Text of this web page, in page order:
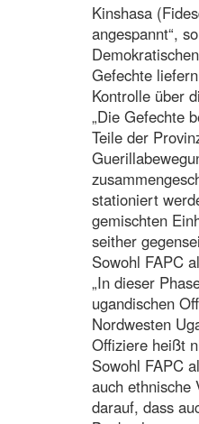
Kinshasa
angespannt“,
Gefechte
Kontrolle über
„Die Gefechte
Teile der
stationiert
gemischten
seither
Sowohl FAPC
„In dieser
ugandischen
Nordwesten
Offiziere heißt
Sowohl FAPC
auch ethnische
darauf, dass